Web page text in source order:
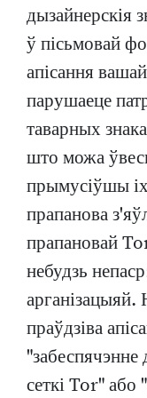
дызайнерскія
ў пісьмовай
апісання
парушаеце
таварных
што можа
прымусіўшы
прапанова
прапановай
небудзь
праўдзіва
"забеспячэнне
сеткі Tor"